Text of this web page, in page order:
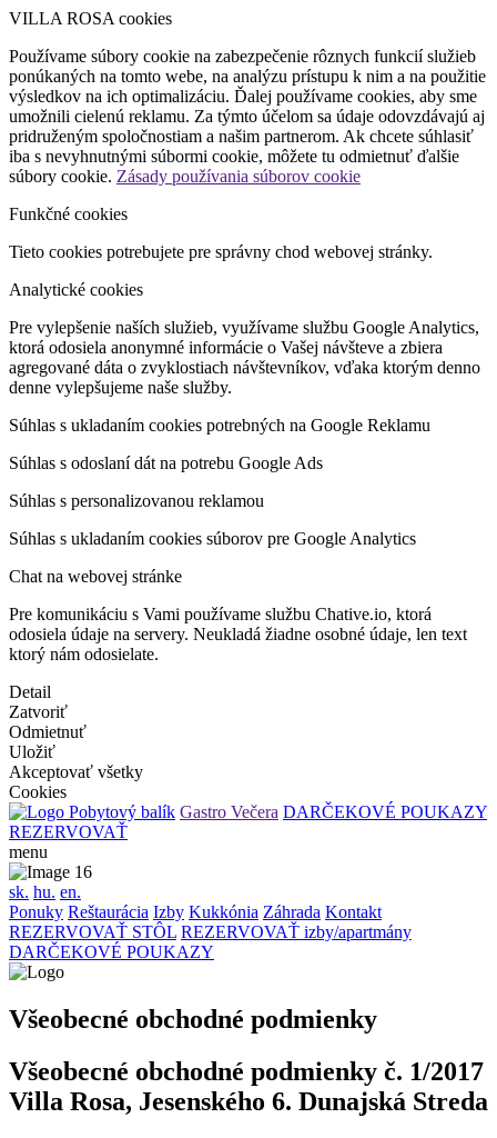
VILLA ROSA cookies
Používame súbory cookie na zabezpečenie rôznych funkcií služieb
ponúkaných na tomto webe, na analýzu prístupu k nim a na použitie
výsledkov na ich optimalizáciu. Ďalej používame cookies, aby sme
umožnili cielenú reklamu. Za týmto účelom sa údaje odovzdávajú aj
pridruženým spoločnostiam a našim partnerom. Ak chcete súhlasiť
iba s nevyhnutnými súbormi cookie, môžete tu odmietnuť ďalšie
súbory cookie. Zásady používania súborov cookie
Funkčné cookies
Tieto cookies potrebujete pre správny chod webovej stránky.
Analytické cookies
Pre vylepšenie naších služieb, využívame službu Google Analytics,
ktorá odosiela anonymné informácie o Vašej návšteve a zbiera
agregované dáta o zvyklostiach návštevníkov, vďaka ktorým denno
denne vylepšujeme naše služby.
Súhlas s ukladaním cookies potrebných na Google Reklamu
Súhlas s odoslaní dát na potrebu Google Ads
Súhlas s personalizovanou reklamou
Súhlas s ukladaním cookies súborov pre Google Analytics
Chat na webovej stránke
Pre komunikáciu s Vami používame službu Chative.io, ktorá
odosiela údaje na servery. Neukladá žiadne osobné údaje, len text
ktorý nám odosielate.
Detail
Zatvoriť
Odmietnuť
Uložiť
Akceptovať všetky
Cookies
Pobytový balík Gastro Večera DARČEKOVÉ POUKAZY
REZERVOVAŤ
menu
sk. hu. en.
Ponuky Reštaurácia Izby Kukkónia Záhrada Kontakt
REZERVOVAŤ STÔL REZERVOVAŤ izby/apartmány
DARČEKOVÉ POUKAZY
Všeobecné obchodné podmienky
Všeobecné obchodné podmienky č. 1/2017
Villa Rosa, Jesenského 6. Dunajská Streda